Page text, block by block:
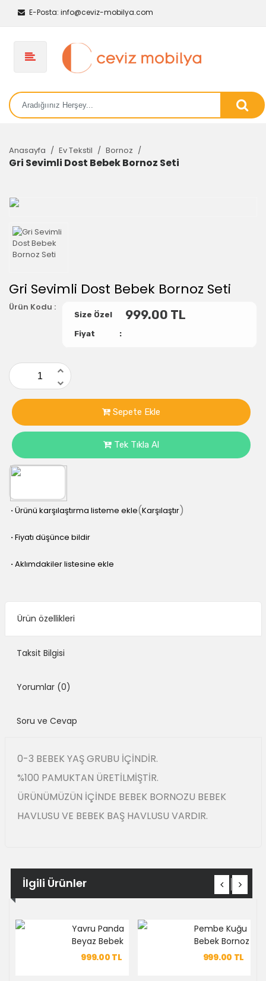
E-Posta: info@ceviz-mobilya.com
Anasayfa Ev Tekstil Bornoz
Gri Sevimli Dost Bebek Bornoz Seti
Gri Sevimli Dost Bebek Bornoz Seti
Ürün Kodu :
Size Özel
Fiyat
999.00 TL
Sepete Ekle
Tek Tıkla Al
·Ürünü karşılaştırma listeme ekle(Karşılaştır)
·Fiyatı düşünce bildir
·Aklımdakiler listesine ekle
Ürün özellikleri
Taksit Bilgisi
Yorumlar (0)
Soru ve Cevap
0-3 BEBEK YAŞ GRUBU İÇİNDİR.
%100 PAMUKTAN ÜRETİLMİŞTİR.
ÜRÜNÜMÜZÜN İÇİNDE BEBEK BORNOZU BEBEK
HAVLUSU VE BEBEK BAŞ HAVLUSU VARDIR.
İlgili Ürünler
Yavru Panda
Beyaz Bebek
Bornoz Seti
999.00 TL
Pembe Kuğu
Bebek Bornoz
Takımı
999.00 TL